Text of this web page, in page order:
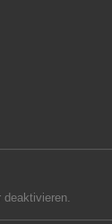
OB
deaktivieren.